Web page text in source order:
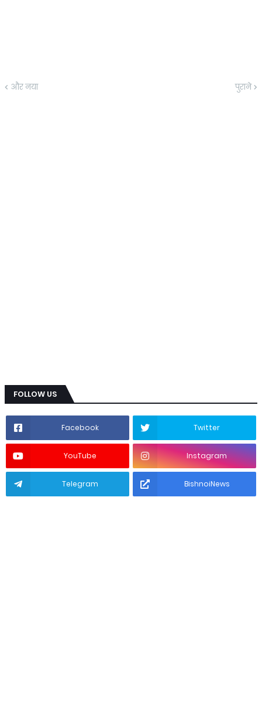
और नया पुराने
FOLLOW US
Facebook Twitter
YouTube Instagram
Telegram BishnoiNews